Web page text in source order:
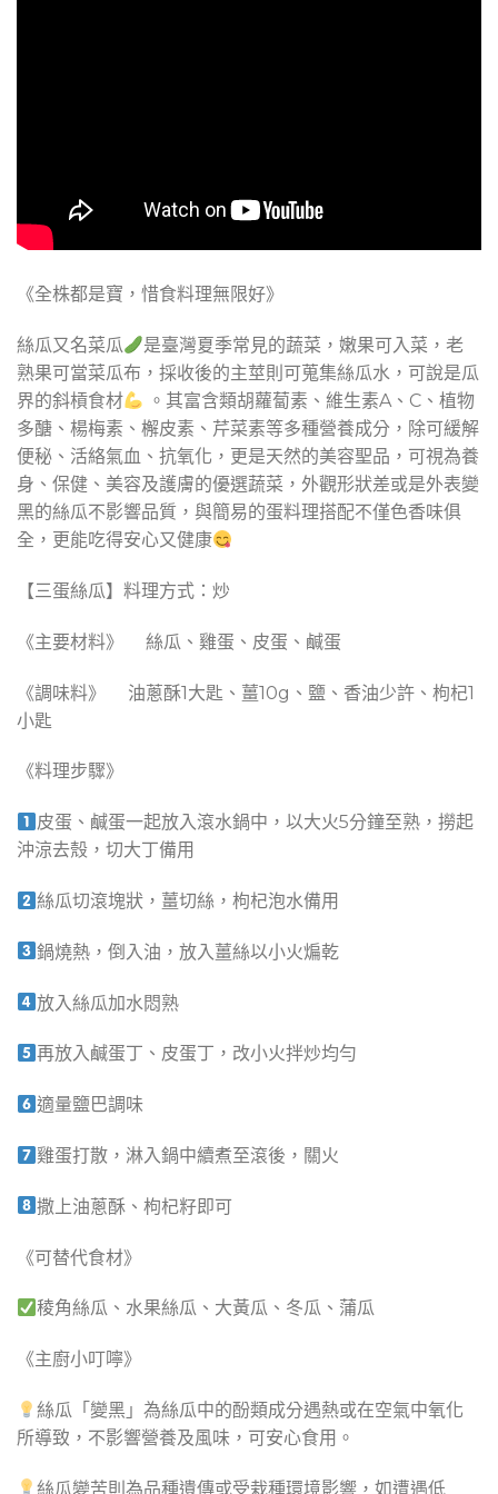
《全株都是寶，惜食料理無限好》
絲瓜又名菜瓜
是臺灣夏季常見的蔬菜，嫩果可入菜，老
熟果可當菜瓜布，採收後的主莖則可蒐集絲瓜水，可說是瓜
界的斜槓食材
​。其富含類胡蘿蔔素、維生素A、C、植物
多醣、楊梅素、檞皮素、芹菜素等多種營養成分，除可緩解
便秘、活絡氣血、抗氧化，更是天然的美容聖品，可視為養
身、保健、美容及護膚的優選蔬菜，外觀形狀差或是外表變
黑的絲瓜不影響品質，與簡易的蛋料理搭配不僅色香味俱
全，更能吃得安心又健康
【三蛋絲瓜】料理方式：炒
《主要材料》 絲瓜、雞蛋、皮蛋、鹹蛋
《調味料》 油蔥酥1大匙、薑10g、鹽、香油少許、枸杞1
小匙
《料理步驟》
皮蛋、鹹蛋一起放入滾水鍋中，以大火5分鐘至熟，撈起
沖涼去殼，切大丁備用
絲瓜切滾塊狀，薑切絲，枸杞泡水備用
鍋燒熱，倒入油，放入薑絲以小火煸乾
放入絲瓜加水悶熟
再放入鹹蛋丁、皮蛋丁，改小火拌炒均勻
適量鹽巴調味
雞蛋打散，淋入鍋中續煮至滾後，關火
撒上油蔥酥、枸杞籽即可
《可替代食材》
稜角絲瓜、水果絲瓜、大黃瓜、冬瓜、蒲瓜 ​
《主廚小叮嚀》
絲瓜「變黑」為絲瓜中的酚類成分遇熱或在空氣中氧化
所導致，不影響營養及風味，可安心食用。
絲瓜變苦則為品種遺傳或受栽種環境影響，如遭遇低